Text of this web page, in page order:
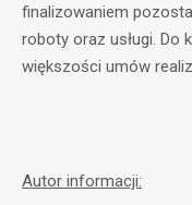
finalizowaniem
roboty oraz usługi. Do
większości umów
Autor informacji: